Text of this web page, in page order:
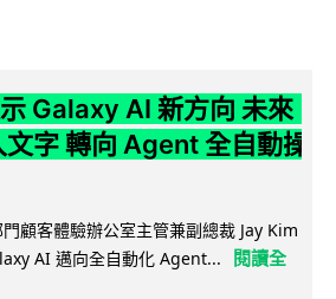
Galaxy AI 新方向 未來
字 轉向 Agent 全自動操
顧客體驗辦公室主管兼副總裁 Jay Kim
AI 邁向全自動化 Agent...
閱讀全